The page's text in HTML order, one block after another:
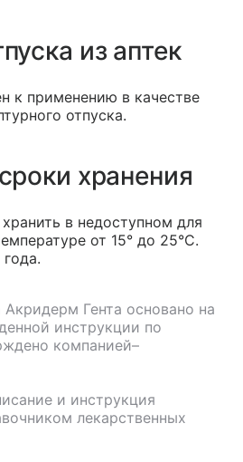
из аптек
к применению в качестве
отпуска.
хранения
в недоступном для
от 15° до 25°С.
Акридерм Гента основано на
инструкции по
компанией–
и инструкция
лекарственных